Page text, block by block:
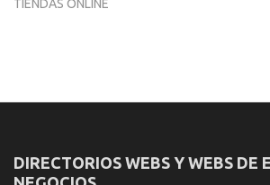
TIENDAS ONLINE
DIRECTORIOS WEBS Y WEBS DE